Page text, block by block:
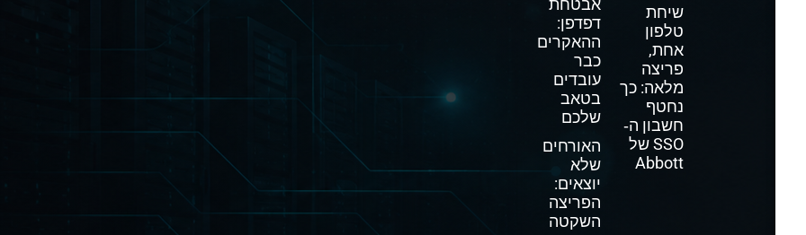
שיחת
טלפון
אחת,
פריצה
מלאה: כך
נחטף
חשבון ה‑
SSO של
Abbott
אבטחת
דפדפן:
ההאקרים
כבר
עובדים
בטאב
שלכם
האורחים
שלא
יוצאים:
הפריצה
השקטה